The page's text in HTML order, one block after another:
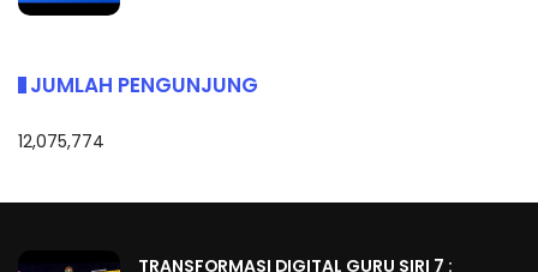
JUMLAH PENGUNJUNG
12,075,774
TRANSFORMASI DIGITAL GURU SIRI 7 :